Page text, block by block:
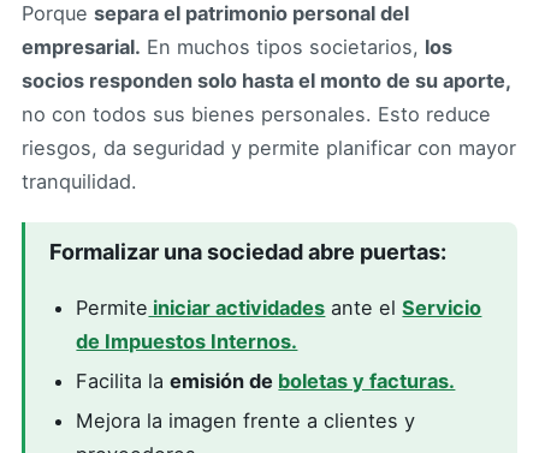
Porque separa el patrimonio personal del
empresarial. En muchos tipos societarios, los
socios responden solo hasta el monto de su aporte,
no con todos sus bienes personales. Esto reduce
riesgos, da seguridad y permite planificar con mayor
tranquilidad.
Formalizar una sociedad abre puertas:
Permite iniciar actividades ante elServicio
de Impuestos Internos.
Facilita laemisión de boletas y facturas.
Mejora la imagen frente a clientes y